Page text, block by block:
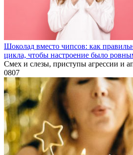
Шоколад вместо чипсов: как
цикла, чтобы настроение было
Смех и слезы, приступы агрессии и
0807